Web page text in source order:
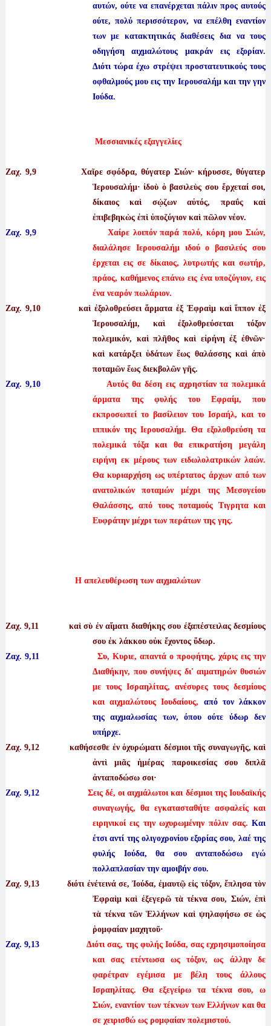
αυτών, ούτε να επανέρχεται πάλιν προς αυτούς
ούτε, πολύ περισσότερον, να επέλθη εναντίον
των με κατακτητικάς διαθέσεις δια να τους
οδηγήση αιχμαλώτους μακράν εις εξορίαν.
Διότι τώρα έχω στρέψει προστατευτικούς τους
οφθαλμούς μου εις την Ιερουσαλήμ και την γην
Ιούδα.
Μεσσιανικές εξαγγελίες
Ζαχ. 9,9 Χαῖρε σφόδρα, θύγατερ Σιών· κήρυσσε, θύγατερ
Ἱερουσαλήμ· ἰδοὺ ὁ βασιλεὺς σου ἔρχεταί σοι,
δίκαιος καὶ σῴζων αὐτός, πραΰς καὶ
ἐπιβεβηκὼς ἐπὶ ὑποζύγιον καὶ πῶλον νέον.
Ζαχ. 9,9
Χαίρε λοιπόν παρά πολύ, κόρη μου Σιών,
διαλάλησε Ιερουσαλήμ ιδού ο βασιλεύς σου
έρχεται εις σε δίκαιος, λυτρωτής και σωτήρ,
πράος, καθήμενος επάνω εις ένα υποζύγιον, εις
ένα νεαρόν πωλάριον.
Ζαχ. 9,10 καὶ ἐξολοθρεύσει ἅρματα ἐξ Ἐφραὶμ καὶ ἵππον ἐξ
Ἱερουσαλήμ, καὶ ἐξολοθρεύσεται τόξον
πολεμικόν, καὶ πλῆθος καὶ εἰρήνη ἐξ ἐθνῶν·
καὶ κατάρξει ὑδάτων ἕως θαλάσσης καὶ ἀπὸ
ποταμῶν ἕως διεκβολῶν γῆς.
Ζαχ. 9,10
Αυτός θα δέση εις αχρηστίαν τα πολεμικά
άρματα της φυλής του Εφραίμ, που
εκπροσωπεί το βασίλειον του Ισραήλ, και το
ιππικόν της Ιερουσαλήμ. Θα εξολοθρεύση τα
πολεμικά τόξα και θα επικρατήση μεγάλη
ειρήνη εκ μέρους των ειδωλολατρικών λαών.
Θα κυριαρχήση ως υπέρτατος άρχων από των
ανατολικών ποταμών μέχρι της Μεσογείου
Θαλάσσης, από τους ποταμούς Τιγρητα και
Ευφράτην μέχρι των περάτων της γης.
Η απελευθέρωση των αιχμαλώτων
Ζαχ. 9,11 καὶ σὺ ἐν αἵματι διαθήκης σου ἐξαπέστειλας δεσμίους
σου ἐκ λάκκου οὐκ ἔχοντος ὕδωρ.
Ζαχ. 9,11
Συ, Κυριε, απαντά ο προφήτης, χάρις εις την
Διαθήκην, που συνήψες δι' αιματηρών θυσιών
με τους Ισραηλίτας, ανέσυρες τους δεσμίους
και αιχμαλώτους Ιουδαίους, από τον λάκκον
της αιχμαλωσίας των, όπου ούτε ύδωρ δεν
υπήρχε.
Ζαχ. 9,12 καθήσεσθε ἐν ὀχυρώματι δέσμιοι τῆς συναγωγῆς, καὶ
ἀντὶ μιᾶς ἡμέρας παροικεσίας σου διπλᾶ
ἀνταποδώσω σοι·
Ζαχ. 9,12 Σεις δέ, οι αιχμάλωτοι και δέσμιοι της Ιουδαϊκής
συναγωγής, θα εγκατασταθήτε ασφαλείς και
ειρηνικοί εις την ωχυρωμένην πόλιν σας.Και
έτσι αντί της ολιγοχρονίου εξορίας σου, λαέ της
φυλής Ιούδα, θα σου ανταποδώσω εγώ
πολλαπλασίαν την αμοιβήν σου.
Ζαχ. 9,13 διότι ἐνέτεινά σε, Ἰούδα, ἐμαυτῷ εἰς τόξον, ἔπλησα τὸν
Ἐφραὶμ καὶ ἐξεγερῶ τὰ τέκνα σου, Σιών, ἐπὶ
τὰ τέκνα τῶν Ἑλλήνων καὶ ψηλαφήσω σε ὡς
ῥομφαίαν μαχητοῦ·
Ζαχ. 9,13
Διότι σας, της φυλής Ιούδα, σας εχρησιμοποίησα
και σας ετέντωσα ως τόξον, ως άλλην δε
φαρέτραν εγέμισα με βέλη τους άλλους
Ισραηλίτας. Θα εξεγείρω τα τέκνα σου, ω
Σιών, εναντίον των τέκνων των Ελλήνων και θα
σε χειρισθώ ως ρομφαίαν πολεμιστού.